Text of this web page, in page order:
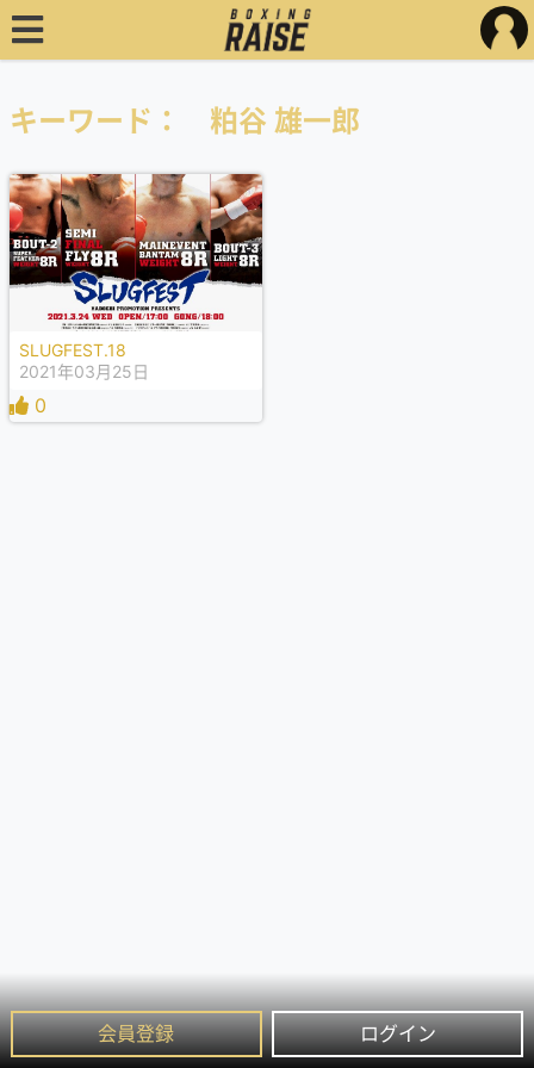
会員登録 ログイン
キーワード： 粕谷 雄一郎
SLUGFEST.18
2021年03月25日
0